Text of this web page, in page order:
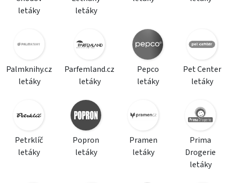
letáky
letáky
Palmknihy.cz
letáky
Parfemland.cz
letáky
Pepco
letáky
Pet Center
letáky
Petrklíč
letáky
Popron
letáky
Pramen
letáky
Prima
Drogerie
letáky